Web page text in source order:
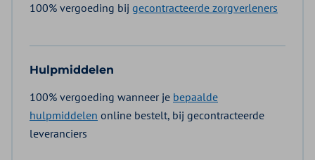
100% vergoeding bij gecontracteerde zorgverleners
Hulpmiddelen
100% vergoeding wanneer je bepaalde
hulpmiddelen online bestelt, bij gecontracteerde
leveranciers